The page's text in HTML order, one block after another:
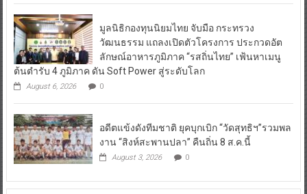
มูลนิธิกองทุนนิยมไทย จับมือ กระทรวง
วัฒนธรรม แถลงเปิดตัวโครงการ ประกวดอัต
ลักษณ์อาหารภูมิภาค “รสถิ่นไทย” เฟ้นหาเมนู
ต้นตำรับ 4 ภูมิภาค ดัน Soft Power สู่ระดับโลก
August 6, 2026 0
อดีตแข้งดังทีมชาติ ยุคบุกเบิก “วัดสุทธิฯ”รวมพล
งาน “สิงห์สะพานปลา” คืนถิ่น 8 ส.ค.นี้
August 3, 2026 0